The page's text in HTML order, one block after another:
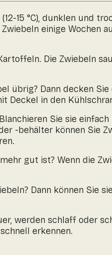
15 °C), dunklen und
einige Wochen
Die Zwiebeln
übrig? Dann decken
Deckel in den
Sie sie
-behälter können Sie
gut ist? Wenn die
Dann können Sie
werden schlaff oder
erkennen.